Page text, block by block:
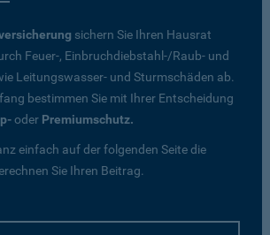
sichern Sie Ihren Hausrat
Feuer-, Einbruchdiebstahl-/Raub- und
Leitungswasser- und Sturmschäden ab.
bestimmen Sie mit Ihrer Entscheidung
oder Premiumschutz.
einfach auf der folgenden Seite die
Sie Ihren Beitrag.